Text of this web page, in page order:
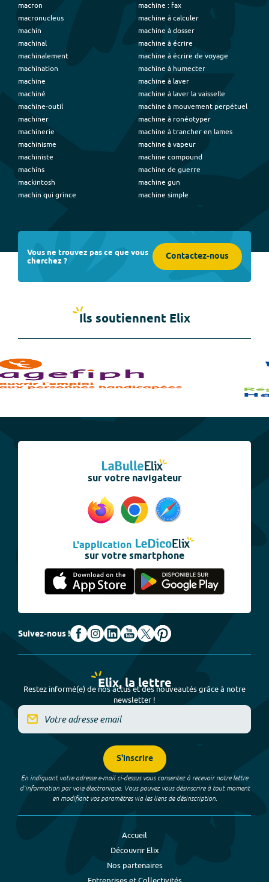
macron
macronucleus
machin
machinal
machinalement
machination
machine
machiné
machine-outil
machiner
machinerie
machinisme
machiniste
machins
mackintosh
machin qui grince
machine : fax
machine à calculer
machine à dosser
machine à écrire
machine à écrire de voyage
machine à humecter
machine à laver
machine à laver la vaisselle
machine à mouvement perpétuel
machine à ronéotyper
machine à trancher en lames
machine à vapeur
machine compound
machine de guerre
machine gun
machine simple
Vous ne trouvez pas ce que vous
cherchez ? Contactez-nous
Ils soutiennent Elix
sur votre navigateur
L'application
sur votre smartphone
Suivez-nous !
Elix, la lettre
Restez informé(e) de nos actus et des nouveautés grâce à notre
newsletter !
S'inscrire
En indiquant votre adresse e-mail ci-dessus vous consentez à recevoir notre lettre
d’information par voie électronique. Vous pouvez vous désinscrire à tout moment
en modifiant vos paramètres via les liens de désinscription.
Accueil
Découvrir Elix
Nos partenaires